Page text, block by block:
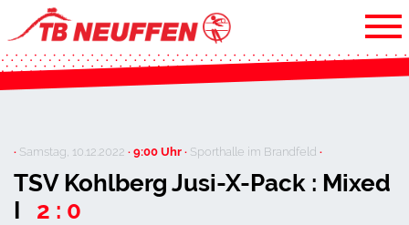
· Samstag, 10.12.2022 · 9:00 Uhr · Sporthalle im Brandfeld ·
TSV Kohlberg Jusi-X-Pack : Mixed
I 2 : 0